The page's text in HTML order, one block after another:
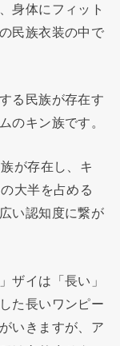
身体にフィット
民族衣装の中で
る民族が存在す
のキン族です。
が存在し、キ
大半を占める
い認知度に繋が
ザイは「長い」
た長いワンピー
いきますが、ア